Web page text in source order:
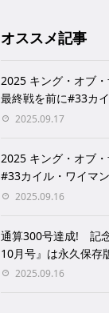
オススメ記事
2025 キング・オブ
最終戦を前に#33カ
2025.09.17
2025 キング・オブ
#33カイル・ワイマ
2025.09.16
通算300号達成! 記
10月号』は永久保存
2025.09.16